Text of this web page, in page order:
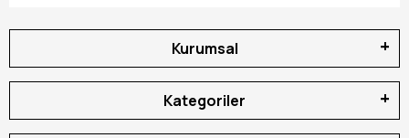
Kurumsal
Kategoriler